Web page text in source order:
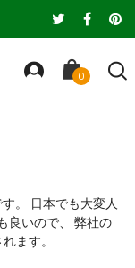
。 日本でも大変人
良いので、 弊社の
ます。